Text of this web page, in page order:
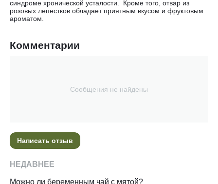
синдроме хронической усталости. Кроме того, отвар из
розовых лепестков обладает приятным вкусом и фруктовым
ароматом.
Комментарии
Сообщения не найдены
Написать отзыв
НЕДАВНЕЕ
Можно ли беременным чай с мятой?